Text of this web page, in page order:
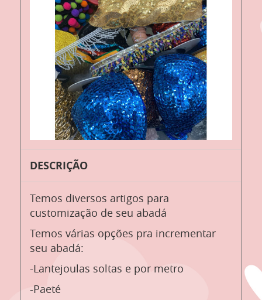
DESCRIÇÃO
Temos diversos artigos para
customização de seu abadá
Temos várias opções pra incrementar
seu abadá:
-Lantejoulas soltas e por metro
-Paeté